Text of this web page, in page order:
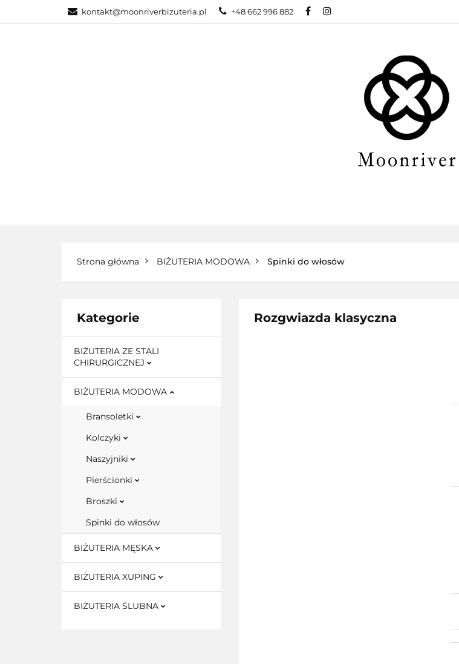
kontakt@moonriverbizuteria.pl +48 662 996 882
KATEGORIE
Strona główna BIŻUTERIA MODOWA Spinki do włosów
Kategorie
BIŻUTERIA ZE STALI
CHIRURGICZNEJ
BIŻUTERIA MODOWA
Bransoletki
Kolczyki
Naszyjniki
Pierścionki
Broszki
Spinki do włosów
BIŻUTERIA MĘSKA
BIŻUTERIA XUPING
BIŻUTERIA ŚLUBNA
Rozgwiazda klasyczna